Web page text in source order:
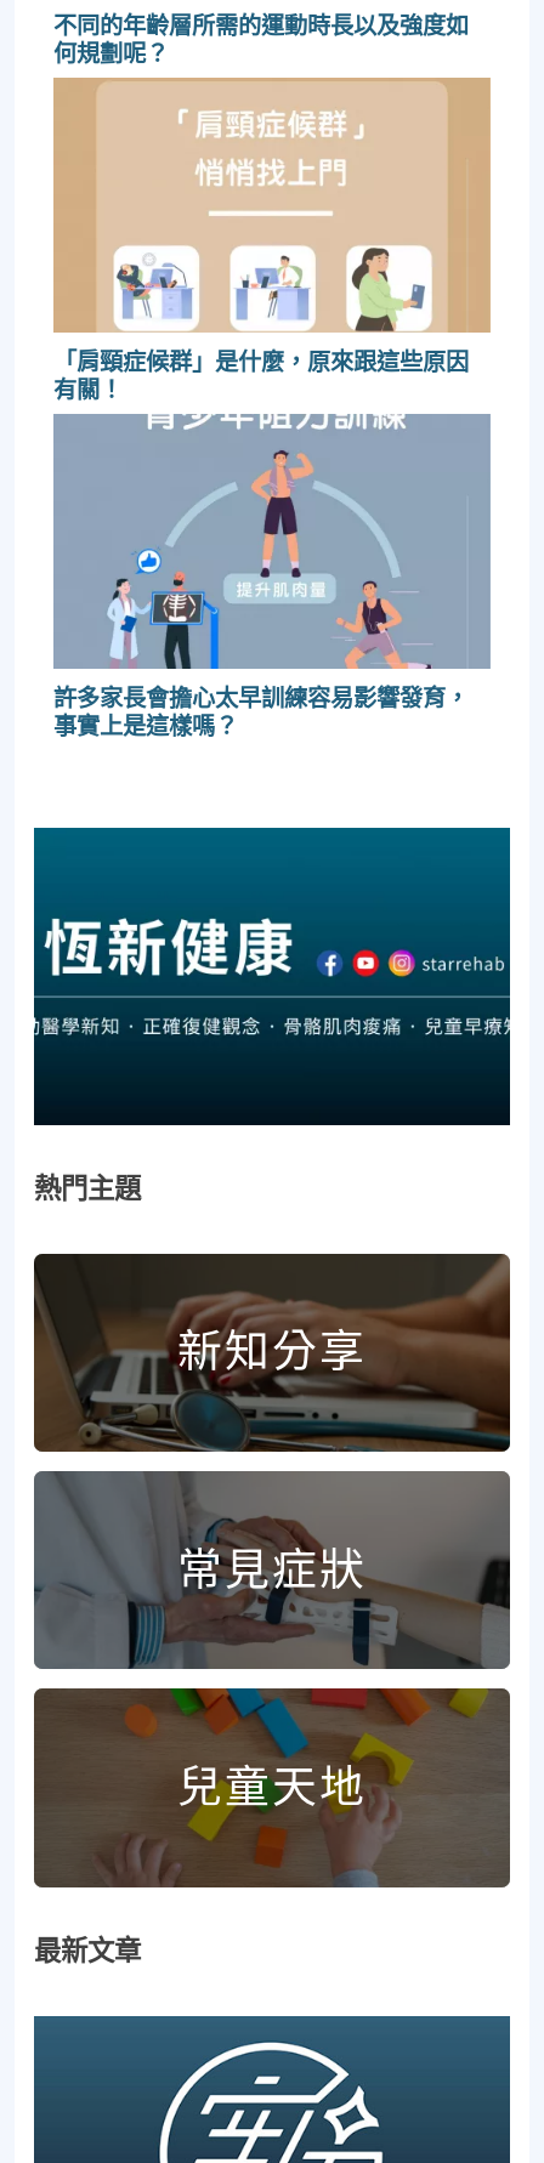
不同的年齡層所需的運動時長以及強度如
何規劃呢？
「肩頸症候群」是什麼，原來跟這些原因
有關！
許多家長會擔心太早訓練容易影響發育，
事實上是這樣嗎？
熱門主題
新知分享
常見症狀
兒童天地
最新文章